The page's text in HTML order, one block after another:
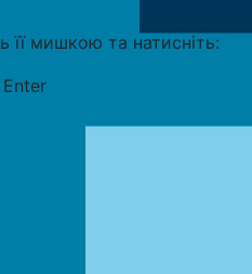
її мишкою та натисніть:
Enter